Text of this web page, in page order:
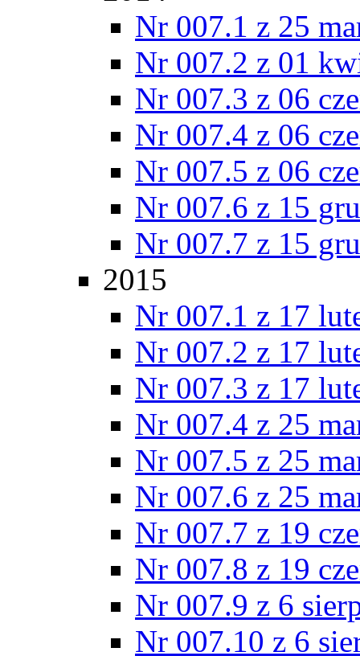
Nr 007.1 z 25
Nr 007.2 z 01
Nr 007.3 z 06
Nr 007.4 z 06
Nr 007.5 z 06
Nr 007.6 z 15
Nr 007.7 z 15
2015
Nr 007.1 z 17
Nr 007.2 z 17
Nr 007.3 z 17
Nr 007.4 z 25
Nr 007.5 z 25
Nr 007.6 z 25
Nr 007.7 z 19
Nr 007.8 z 19
Nr 007.9 z 6
Nr 007.10 z 6